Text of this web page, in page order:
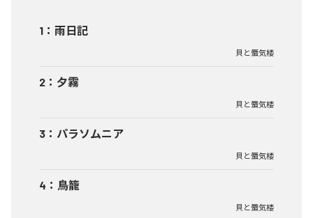
1 ： 雨日記
貝と蜃気楼
2 ： 夕霧
貝と蜃気楼
3 ： パラソムニア
貝と蜃気楼
4 ： 鳥籠
貝と蜃気楼